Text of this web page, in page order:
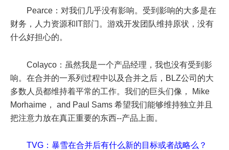
Pearce：对我们几乎没有影响。受到影响的大多是在
财务，人力资源和IT部门。游戏开发团队维持原状，没有
什么好担心的。
Colayco：虽然我是一个产品经理，我也没有受到影
响。在合并的一系列过程中以及合并之后，BLZ公司的大
多数人员都维持着平常的工作。我们的巨头们像， Mike
Morhaime， and Paul Sams 希望我们能够维持独立并且
把注意力放在真正重要的东西--产品上面。
TVG：暴雪在合并后有什么新的目标或者战略么？